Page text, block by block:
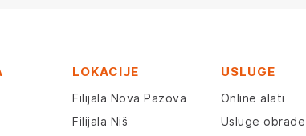
LOKACIJE
Filijala Nova Pazova
Filijala Niš
USLUGE
Online alati
Usluge obrade